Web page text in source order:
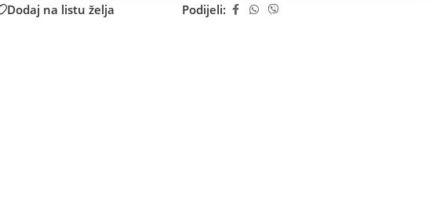
Dodaj na listu želja Podijeli: